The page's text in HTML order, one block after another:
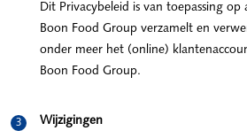
Dit Privacybeleid is van toepassing op
Boon Food Group verzamelt en
onder meer het (online)
Boon Food Group.
Wijzigingen